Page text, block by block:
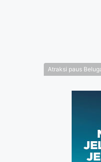
Atraksi paus